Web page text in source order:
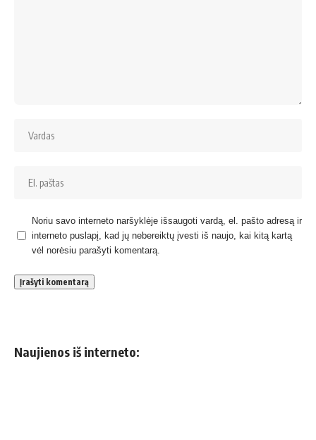
Noriu savo interneto naršyklėje išsaugoti vardą, el. pašto adresą ir
interneto puslapį, kad jų nebereiktų įvesti iš naujo, kai kitą kartą
vėl norėsiu parašyti komentarą.
Naujienos iš interneto: